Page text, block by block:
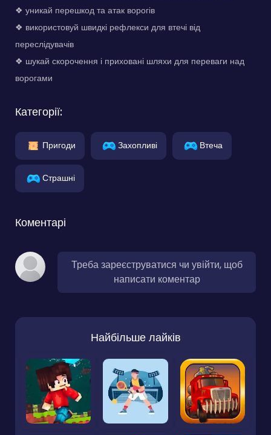
❖ уникай перешкод та атак ворогів
❖ використовуй швидкі рефлекси для втечі від
переслідувачів
❖ шукай скорочення і приховані шляхи для переваги над
ворогами
Категорії:
Пригоди Захопливі Втеча
Страшні
Коментарі
Треба зареєструватися чи увійти, щоб
написати коментар
Найбільше лайків